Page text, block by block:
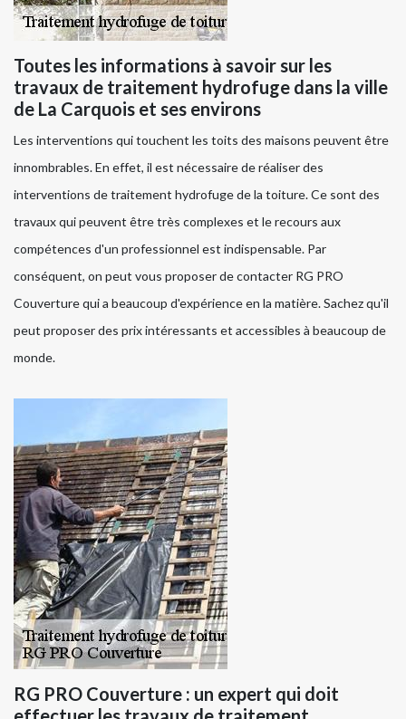
Toutes les informations à savoir sur les
travaux de traitement hydrofuge dans la ville
de La Carquois et ses environs
Les interventions qui touchent les toits des maisons peuvent être
innombrables. En effet, il est nécessaire de réaliser des
interventions de traitement hydrofuge de la toiture. Ce sont des
travaux qui peuvent être très complexes et le recours aux
compétences d'un professionnel est indispensable. Par
conséquent, on peut vous proposer de contacter RG PRO
Couverture qui a beaucoup d'expérience en la matière. Sachez qu'il
peut proposer des prix intéressants et accessibles à beaucoup de
monde.
RG PRO Couverture : un expert qui doit